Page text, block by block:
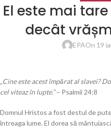
El este mai
decât
EPAOn 19
„Cine este acest împărat al slavei?
cel viteaz în lupte.”– Psalmii 24:8
Domnul Hristos a fost destul de
întreaga lume. El dorea să